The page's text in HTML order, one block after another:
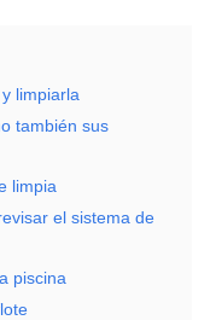
limpiarla
también sus
limpia
el sistema de
piscina